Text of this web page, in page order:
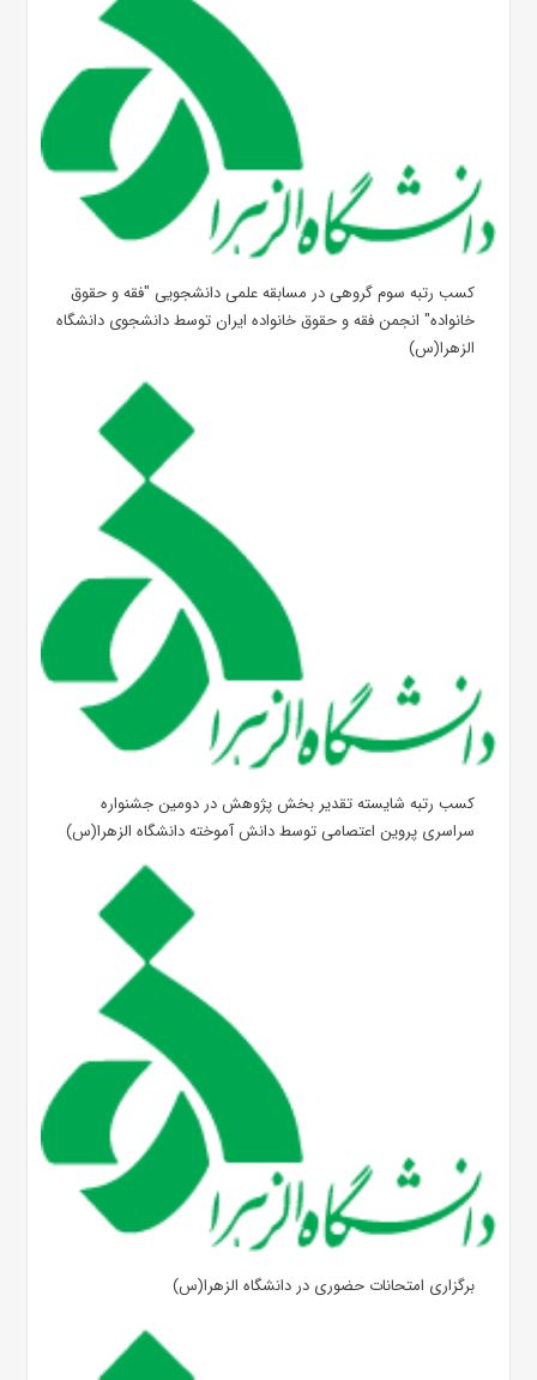
کسب رتبه سوم گروهی در مسابقه علمی دانشجویی "فقه و حقوق
خانواده" انجمن فقه و حقوق خانواده ایران توسط دانشجوی دانشگاه
الزهرا(س)
کسب رتبه شایسته تقدیر بخش پژوهش در دومین جشنواره
سراسری پروین اعتصامی توسط دانش آموخته دانشگاه الزهرا(س)
برگزاری امتحانات حضوری در دانشگاه الزهرا(س)